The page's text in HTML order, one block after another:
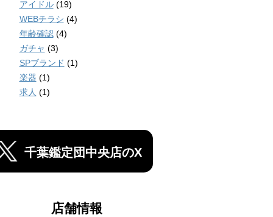
アイドル(19)
WEBチラシ (4)
年齢確認(4)
ガチャ (3)
SPブランド (1)
楽器 (1)
求人 (1)
千葉鑑定団中央店のX
店舗情報